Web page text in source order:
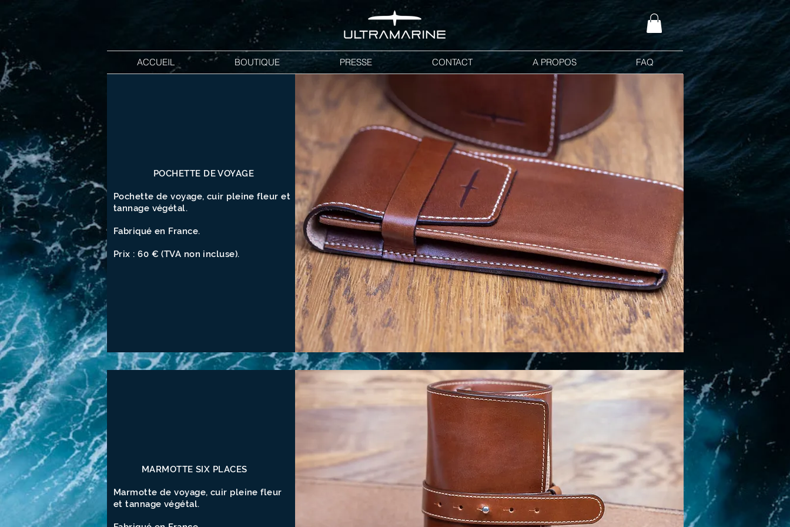
ACCUEIL BOUTIQUE PRESSE CONTACT A PROPOS FAQ
POCHETTE DE VOYAGE
Pochette de voyage, cuir pleine fleur et
tannage végétal.
Fabriqué en France.
Prix : 60 € (TVA non incluse).
MARMOTTE SIX PLACES
Marmotte de voyage, cuir pleine fleur
et tannage végétal.